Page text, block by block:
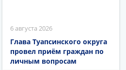
6 августа 2026
Глава Туапсинского округа
провел приём граждан по
личным вопросам